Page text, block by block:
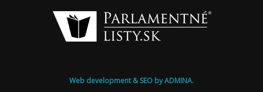
Web development & SEO by ADMINA.